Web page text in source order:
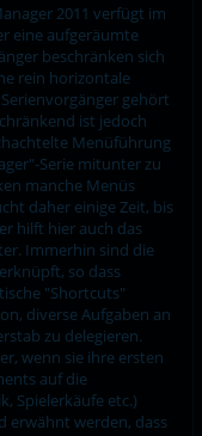
2011 verfügt im
eine aufgeräumte
beschränken sich
rein horizontale
gehört
ist jedoch
Menüführung
Serie mitunter zu
manche Menüs
daher einige Zeit, bis
hilft hier auch das
Immerhin sind die
so dass
"Shortcuts"
diverse Aufgaben an
zu delegieren.
wenn sie ihre ersten
auf die
Spielerkäufe etc.)
erwähnt werden, dass